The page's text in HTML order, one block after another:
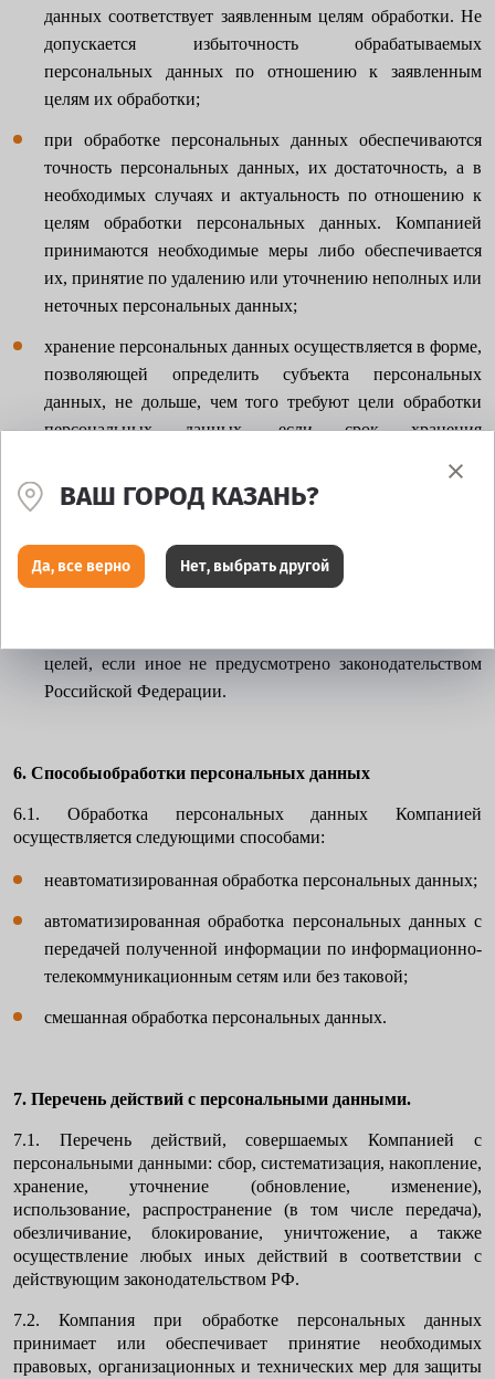
данных соответствует заявленным целям обработки. Не
допускается избыточность обрабатываемых
персональных данных по отношению к заявленным
целям их обработки;
при обработке персональных данных обеспечиваются
точность персональных данных, их достаточность, а в
необходимых случаях и актуальность по отношению к
целям обработки персональных данных. Компанией
принимаются необходимые меры либо обеспечивается
их, принятие по удалению или уточнению неполных или
неточных персональных данных;
хранение персональных данных осуществляется в форме,
позволяющей определить субъекта персональных
данных, не дольше, чем того требуют цели обработки
персональных данных, если срок хранения
законом, договором, стороной которого,
выгодоприобретателем или поручителем по которому
обрабатываемые персональные данные уничтожаются
целей, если иное не предусмотрено законодательством
Российской Федерации.
6. Способыобработки персональных данных
6.1. Обработка персональных данных Компанией
осуществляется следующими способами:
неавтоматизированная обработка персональных данных;
автоматизированная обработка персональных данных с
передачей полученной информации по информационно-
телекоммуникационным сетям или без таковой;
смешанная обработка персональных данных.
7. Перечень действий с персональными данными.
7.1. Перечень действий, совершаемых Компанией с
персональными данными: сбор, систематизация, накопление,
хранение, уточнение (обновление, изменение),
использование, распространение (в том числе передача),
обезличивание, блокирование, уничтожение, а также
осуществление любых иных действий в соответствии с
действующим законодательством РФ.
7.2. Компания при обработке персональных данных
принимает или обеспечивает принятие необходимых
правовых, организационных и технических мер для защиты
ВАШ ГОРОД КАЗАНЬ?
Да, все верно Нет, выбрать другой